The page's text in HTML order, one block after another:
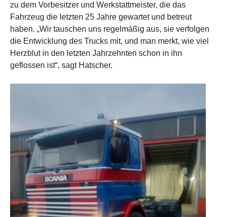
zu dem Vorbesitzer und Werkstattmeister, die das
Fahrzeug die letzten 25 Jahre gewartet und betreut
haben. „Wir tauschen uns regelmäßig aus, sie verfolgen
die Entwicklung des Trucks mit, und man merkt, wie viel
Herzblut in den letzten Jahrzehnten schon in ihn
geflossen ist“, sagt Hatscher.